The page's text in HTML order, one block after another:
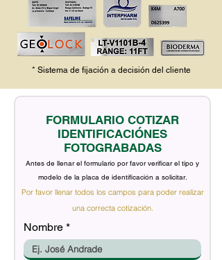
* Sistema de fijación a decisión del cliente
FORMULARIO COTIZAR
IDENTIFICACIÓNES
FOTOGRABADAS
Antes de llenar el formulario por favor verificar el tipo y
modelo de la placa de identificación a solicitar.
Por favor llenar todos los campos para poder realizar
una correcta cotización.
Nombre